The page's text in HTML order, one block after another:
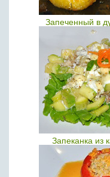
Запеченный в
Запеканка из